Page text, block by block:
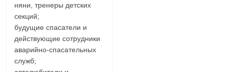
няни, тренеры детских
секций;
будущие спасатели и
действующие сотрудники
аварийно-спасательных
служб;